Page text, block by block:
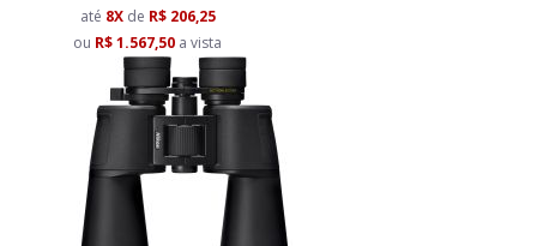
até 8Xde R$ 206,25
ou R$ 1.567,50 a vista